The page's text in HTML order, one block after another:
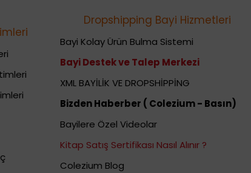
Dropshipping Bayi Hizmetleri
Bayi Kolay Ürün Bulma Sistemi
Bayi Destek ve Talep Merkezi
XML BAYİLİK VE DROPSHİPPİNG
Bizden Haberber ( Colezium - Basın)
Bayilere Özel Videolar
Kitap Satış Sertifikası Nasıl Alınır ?
Colezium Blog